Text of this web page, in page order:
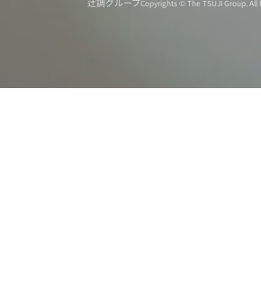
Copyrights © The TSUJI Group. All